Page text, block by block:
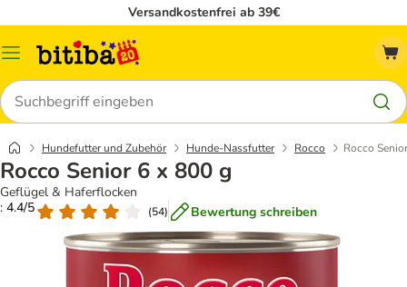
Versandkostenfrei ab 39€
Menü
Suchen
Hundefutter und Zubehör Hunde-Nassfutter Rocco Rocco
Rocco Senior 6 x 800 g
Geflügel & Haferflocken
: 4.4/5
(54) Bewertung schreiben